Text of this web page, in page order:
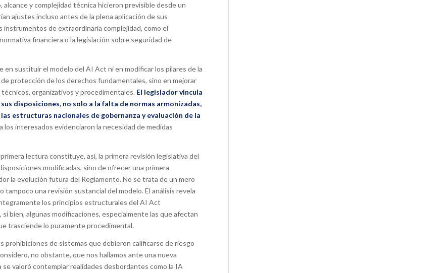
y complejidad técnica hicieron previsible desde un
ajustes incluso antes de la plena aplicación de sus
de extraordinaria complejidad, como el
financiera o la legislación sobre seguridad de
en sustituir el modelo del AI Act ni en modificar los pilares de la
protección de los derechos fundamentales, sino en mejorar
organizativos y procedimentales. El legislador vincula
disposiciones, no solo a la falta de normas armonizadas,
estructuras nacionales de gobernanza y evaluación de la
los interesados evidenciaron la necesidad de medidas
lectura constituye, así, la primera revisión legislativa del
modificadas, sino de ofrecer una primera
la evolución futura del Reglamento. No se trata de un mero
una revisión sustancial del modelo. El análisis revela
los principios estructurales del AI Act
bien, algunas modificaciones, especialmente las que afectan
trasciende lo puramente procedimental.
prohibiciones de sistemas que debieron calificarse de riesgo
no obstante, que nos hallamos ante una nueva
valoró contemplar realidades desbordantes como la IA